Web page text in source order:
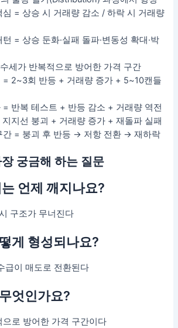
심 = 상승 시 거래량 감소 / 하락 시 거래량
= 상승 둔화·실패 돌파·변동성 확대·박
세가 반복적으로 방어한 가격 구간
= 2~3회 반등 + 거래량 증가 + 5~10캔들
= 반복 테스트 + 반등 감소 + 거래량 역전
지선 붕괴 + 거래량 증가 + 재돌파 실패
간 = 붕괴 후 반등 → 저항 전환 → 재하락
궁금해 하는 질문
언제 깨지나요?
구조가 무너진다
게 형성되나요?
급이 매도로 전환된다
엇인가요?
로 방어한 가격 구간이다